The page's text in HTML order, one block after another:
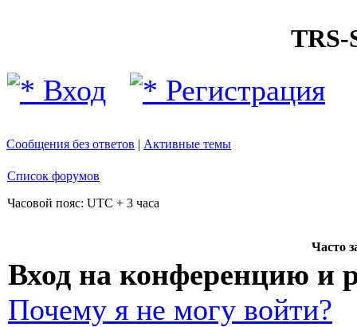
TRS-
Вход Регистрация
Сообщения без ответов | Активные темы
Список форумов
Часовой пояс: UTC + 3 часа
Часто
Вход на конференцию и
Почему я не могу войти?